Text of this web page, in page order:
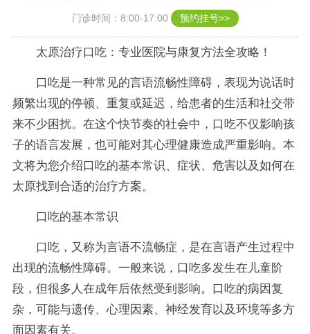
门诊时间：8:00-17:00 预约挂号>>
太原治疗口吃：专业医院与康复方法全攻略！
口吃是一种常见的言语流畅性障碍，表现为说话时
频繁出现的停顿、重复或延迟，给患者的生活和社交带
来不少困扰。在这个快节奏的社会中，口吃不仅影响孩
子的语言发展，也可能对其心理健康造成严重影响。本
文将为您介绍口吃的基本常识、症状、危害以及如何在
太原找到合适的治疗方案。
口吃的基本常识
口吃，又称为言语不流畅症，是在言语产生过程中
出现的流畅性障碍。一般来说，口吃多发生在儿童阶
段，但很多人在成年后依然受到影响。口吃的病因复
杂，可能与遗传、心理因素、神经发育以及环境等多方
面因素有关。